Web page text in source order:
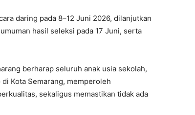
daring pada 8–12 Juni 2026, dilanjutkan
hasil seleksi pada 17 Juni, serta
berharap seluruh anak usia sekolah,
Kota Semarang, memperoleh
sekaligus memastikan tidak ada